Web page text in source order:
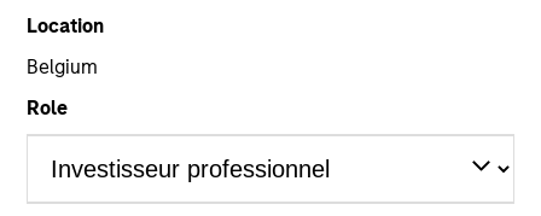
Location
Belgium
Role
YEARS OF INDUSTRY EXPERIENCE
Years